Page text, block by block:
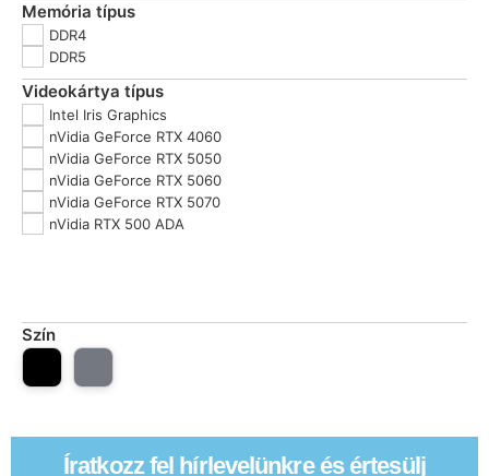
Memória típus
DDR4
DDR5
Videokártya típus
Intel Iris Graphics
nVidia GeForce RTX 4060
nVidia GeForce RTX 5050
nVidia GeForce RTX 5060
nVidia GeForce RTX 5070
nVidia RTX 500 ADA
Szín
Íratkozz fel hírlevelünkre és értesülj